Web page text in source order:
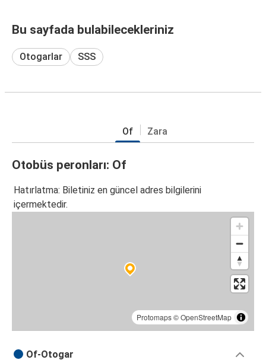
Bu sayfada bulabilecekleriniz
Otogarlar SSS
Of Zara
Otobüs peronları: Of
Hatırlatma: Biletiniz en güncel adres bilgilerini
içermektedir.
Protomaps©OpenStreetMap
Of-Otogar